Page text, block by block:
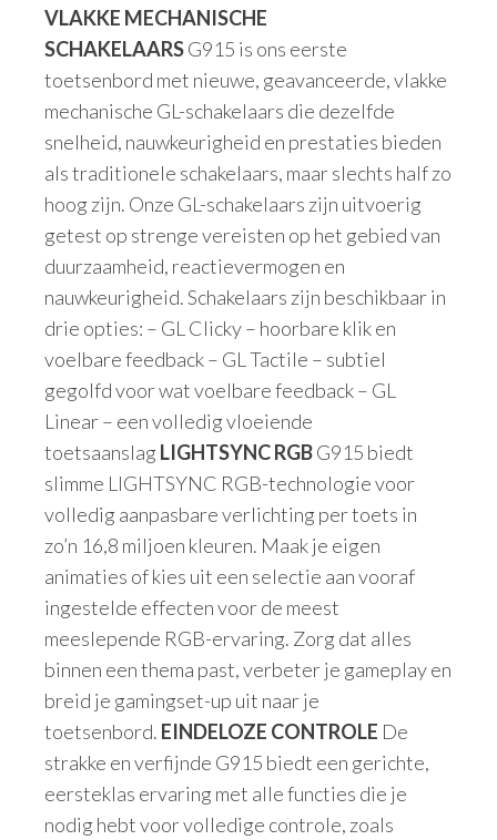
VLAKKE MECHANISCHE
SCHAKELAARSG915 is ons eerste
toetsenbord met nieuwe, geavanceerde, vlakke
mechanische GL-schakelaars die dezelfde
snelheid, nauwkeurigheid en prestaties bieden
als traditionele schakelaars, maar slechts half zo
hoog zijn. Onze GL-schakelaars zijn uitvoerig
getest op strenge vereisten op het gebied van
duurzaamheid, reactievermogen en
nauwkeurigheid. Schakelaars zijn beschikbaar in
drie opties: – GL Clicky – hoorbare klik en
voelbare feedback – GL Tactile – subtiel
gegolfd voor wat voelbare feedback – GL
Linear – een volledig vloeiende
toetsaanslag LIGHTSYNC RGBG915 biedt
slimme LIGHTSYNC RGB-technologie voor
volledig aanpasbare verlichting per toets in
zo’n 16,8 miljoen kleuren. Maak je eigen
animaties of kies uit een selectie aan vooraf
ingestelde effecten voor de meest
meeslepende RGB-ervaring. Zorg dat alles
binnen een thema past, verbeter je gameplay en
breid je gamingset-up uit naar je
toetsenbord. EINDELOZE CONTROLE De
strakke en verfijnde G915 biedt een gerichte,
eersteklas ervaring met alle functies die je
nodig hebt voor volledige controle, zoals